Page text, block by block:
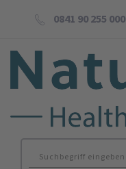
0841 90 255 000